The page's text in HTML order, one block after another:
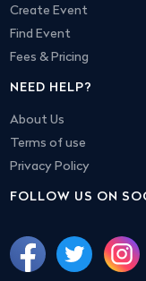
Create Event
Find Event
Fees & Pricing
NEED HELP?
About Us
Terms of use
Privacy Policy
FOLLOW US ON